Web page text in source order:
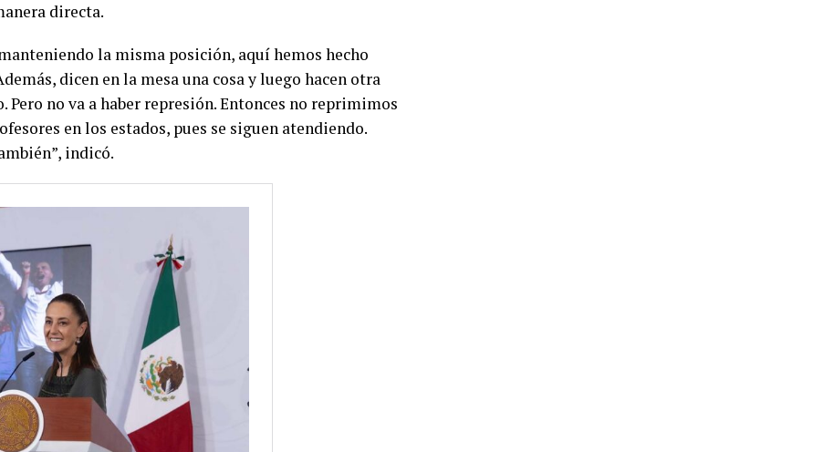
directa.
la misma posición, aquí hemos hecho
dicen en la mesa una cosa y luego hacen otra
Pero no va a haber represión. Entonces no reprimimos
en los estados, pues se siguen atendiendo.
indicó.